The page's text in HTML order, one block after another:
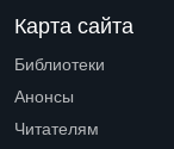
Карта сайта
Библиотеки
Анонсы
Читателям